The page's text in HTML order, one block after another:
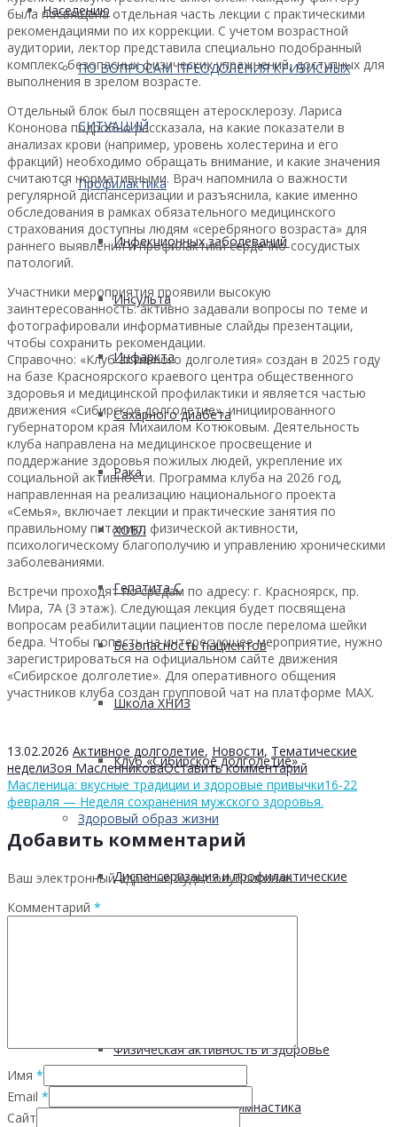
Населению
ПО ВОПРОСАМ ПРЕОДОЛЕНИЯ КРИЗИСНЫХ
СИТУАЦИЙ
Профилактика
Инфекционных заболеваний
Инсульта
Инфаркта
Сахарного диабета
Рака
ХОБЛ
Гепатита С
Безопасность пациентов
Школа ХНИЗ
Клуб «Сибирское долголетие»
Здоровый образ жизни
Диспансеризация и профилактические
Физическая активность и здоровье
Производственная гимнастика
была посвящена отдельная часть лекции с практическими
рекомендациями по их коррекции. С учетом возрастной
аудитории, лектор представила специально подобранный
комплекс безопасных физических упражнений, доступных для
выполнения в зрелом возрасте.
Отдельный блок был посвящен атеросклерозу. Лариса
Кононова подробно рассказала, на какие показатели в
анализах крови (например, уровень холестерина и его
фракций) необходимо обращать внимание, и какие значения
считаются нормативными. Врач напомнила о важности
регулярной диспансеризации и разъяснила, какие именно
обследования в рамках обязательного медицинского
страхования доступны людям «серебряного возраста» для
раннего выявления и профилактики сердечно-сосудистых
патологий.
Участники мероприятия проявили высокую
заинтересованность: активно задавали вопросы по теме и
фотографировали информативные слайды презентации,
чтобы сохранить рекомендации.
Справочно: «Клуб активного долголетия» создан в 2025 году
на базе Красноярского краевого центра общественного
здоровья и медицинской профилактики и является частью
движения «Сибирское долголетие», инициированного
губернатором края Михаилом Котюковым. Деятельность
клуба направлена на медицинское просвещение и
поддержание здоровья пожилых людей, укрепление их
социальной активности. Программа клуба на 2026 год,
направленная на реализацию национального проекта
«Семья», включает лекции и практические занятия по
правильному питанию, физической активности,
психологическому благополучию и управлению хроническими
заболеваниями.
Встречи проходят по средам по адресу: г. Красноярск, пр.
Мира, 7А (3 этаж). Следующая лекция будет посвящена
вопросам реабилитации пациентов после перелома шейки
бедра. Чтобы попасть на интересующее мероприятие, нужно
зарегистрироваться на официальном сайте движения
«Сибирское долголетие». Для оперативного общения
участников клуба создан групповой чат на платформе МАХ.
13.02.2026 Активное долголетие, Новости, Тематические
неделиЗоя МасленниковаОставить комментарий
Масленица: вкусные традиции и здоровые привычки16-22
февраля — Неделя сохранения мужского здоровья.
Добавить комментарий
Ваш электронный адрес не будет опубликован.
Комментарий *
Имя *
Email *
Сайт